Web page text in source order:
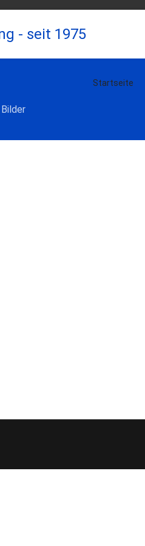
- seit 1975
Startseite
Bilder